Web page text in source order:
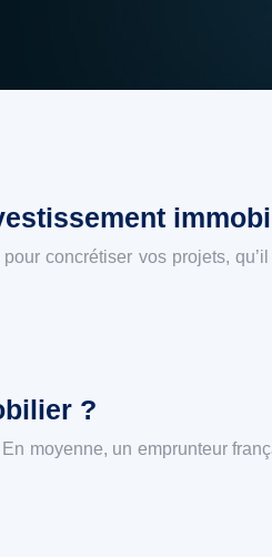
concrétiser vos projets,
?
moyenne, un emprunteur